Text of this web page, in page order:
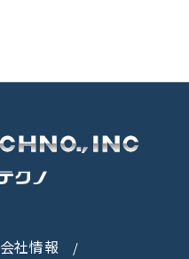
会社情報